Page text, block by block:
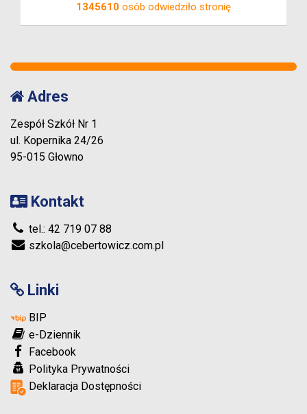
1345610 osób odwiedziło stronię
Adres
Zespół Szkół Nr 1
ul. Kopernika 24/26
95-015 Głowno
Kontakt
tel.: 42 719 07 88
szkola@cebertowicz.com.pl
Linki
BIP
e-Dziennik
Facebook
Polityka Prywatności
Deklaracja Dostępności